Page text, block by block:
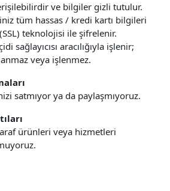
ve bilgiler gizli tutulur.
tüm hassas / kredi kartı bilgileri
teknolojisi ile şifrelenir.
sağlayıcısı aracılığıyla işlenir;
veya işlenmez.
satmıyor ya da paylaşmıyoruz.
ürünleri veya hizmetleri